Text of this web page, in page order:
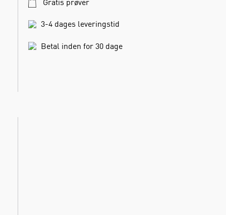
3-4 dages leveringstid
Betal inden for 30 dage